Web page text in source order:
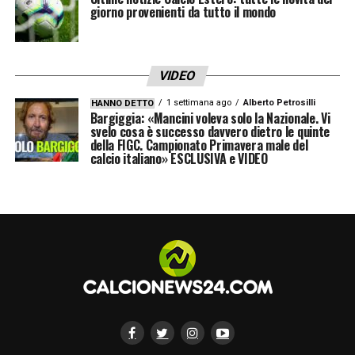
LA PLAYLIST DELLE NOSTRE TOP NEWS
giorno provenienti da tutto il mondo
VIDEO
HANNO DETTO 1 settimana ago Alberto Petrosilli
Bargiggia: «Mancini voleva solo la Nazionale. Vi
svelo cosa è successo davvero dietro le quinte
della FIGC. Campionato Primavera male del
calcio italiano» ESCLUSIVA e VIDEO